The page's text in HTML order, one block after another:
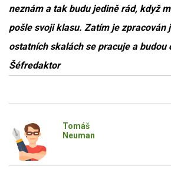
neznám a tak budu jedině rád, když
pošle svoji klasu. Zatím je zpracován
ostatních skalách se pracuje a budou
Šéfredaktor
Tomáš
Neuman